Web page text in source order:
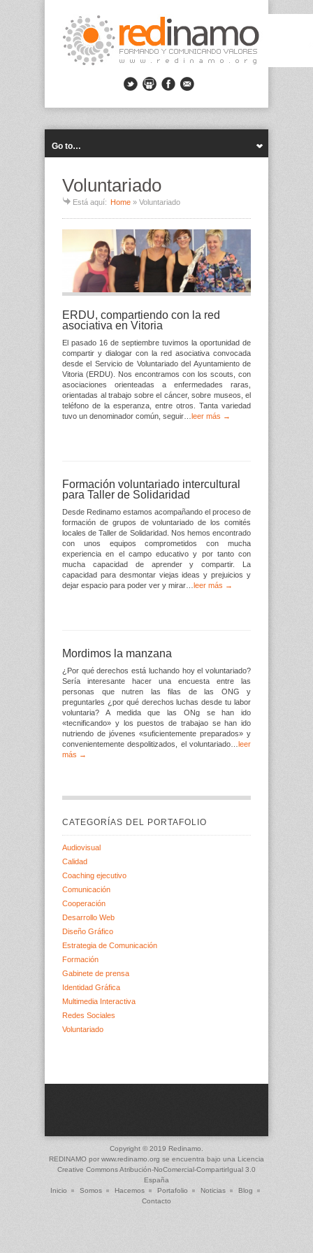
Go to…
Voluntariado
Está aquí: Home » Voluntariado
ERDU, compartiendo con la red
asociativa en Vitoria
El pasado 16 de septiembre tuvimos la oportunidad de
compartir y dialogar con la red asociativa convocada
desde el Servicio de Voluntariado del Ayuntamiento de
Vitoria (ERDU). Nos encontramos con los scouts, con
asociaciones orienteadas a enfermedades raras,
orientadas al trabajo sobre el cáncer, sobre museos, el
teléfono de la esperanza, entre otros. Tanta variedad
tuvo un denominador común, seguir… leer más →
Formación voluntariado intercultural
para Taller de Solidaridad
Desde Redinamo estamos acompañando el proceso de
formación de grupos de voluntariado de los comités
locales de Taller de Solidaridad. Nos hemos encontrado
con unos equipos comprometidos con mucha
experiencia en el campo educativo y por tanto con
mucha capacidad de aprender y compartir. La
capacidad para desmontar viejas ideas y prejuicios y
dejar espacio para poder ver y mirar… leer más →
Mordimos la manzana
¿Por qué derechos está luchando hoy el voluntariado?
Sería interesante hacer una encuesta entre las
personas que nutren las filas de las ONG y
preguntarles ¿por qué derechos luchas desde tu labor
voluntaria? A medida que las ONg se han ido
«tecnificando» y los puestos de trabajao se han ido
nutriendo de jóvenes «suficientemente preparados» y
convenientemente despolitizados, el voluntariado… leer
más →
CATEGORÍAS DEL PORTAFOLIO
Audiovisual
Calidad
Coaching ejecutivo
Comunicación
Cooperación
Desarrollo Web
Diseño Gráfico
Estrategia de Comunicación
Formación
Gabinete de prensa
Identidad Gráfica
Multimedia Interactiva
Redes Sociales
Voluntariado
Copyright © 2019 Redinamo.
REDINAMO por www.redinamo.org se encuentra bajo una Licencia
Creative Commons Atribución-NoComercial-CompartirIgual 3.0
España
Inicio
Somos Hacemos Portafolio Noticias
Blog
Contacto